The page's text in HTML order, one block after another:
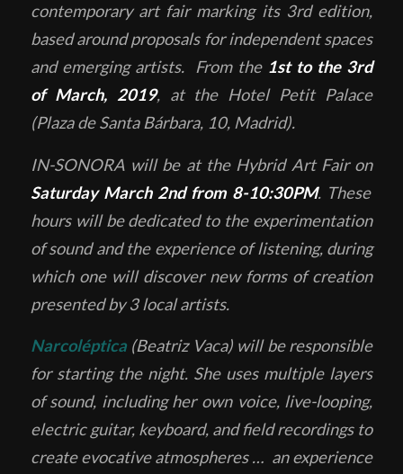
contemporary art fair marking its 3rd edition,
based around proposals for independent spaces
and emerging artists. From the 1st to the 3rd
of March, 2019, at the Hotel Petit Palace
(Plaza de Santa Bárbara, 10, Madrid).
IN-SONORA will be at the Hybrid Art Fair on
Saturday March 2nd from 8-10:30PM. These
hours will be dedicated to the experimentation
of sound and the experience of listening, during
which one will discover new forms of creation
presented by 3 local artists.
Narcoléptica(Beatriz Vaca) will be responsible
for starting the night. She uses multiple layers
of sound, including her own voice, live-looping,
electric guitar, keyboard, and field recordings to
create evocative atmospheres … an experience